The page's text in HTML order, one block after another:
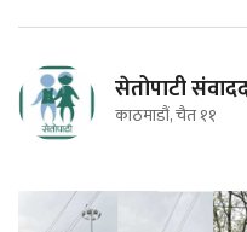
सेतोपाटी
काठमाडौं, चैत ११